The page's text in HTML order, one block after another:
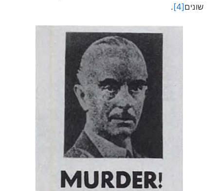
שונים[4]
.